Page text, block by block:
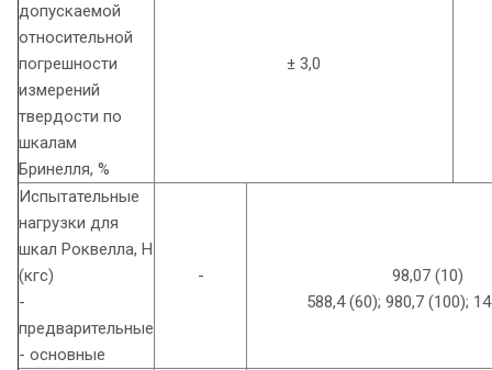
допускаемой
относительной
погрешности
измерений
твердости по
шкалам
Бринелля, %
± 3,0
Испытательные
нагрузки для
шкал Роквелла, Н
(кгс)
-
предварительные
- основные
-
98,07 (10)
588,4 (60); 980,7 (100);